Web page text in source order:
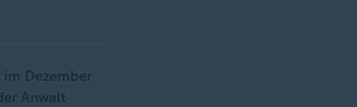
Dezember
Anwalt